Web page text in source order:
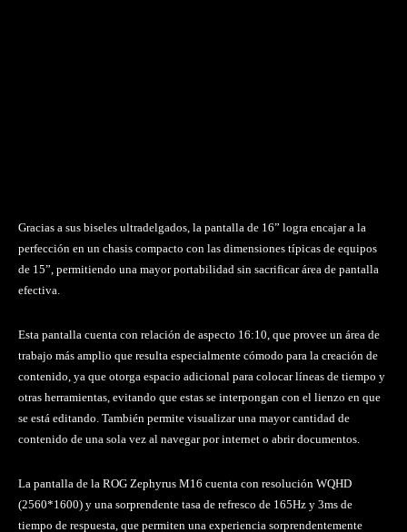
Gracias a sus biseles ultradelgados, la pantalla de 16” logra encajar a la
perfección en un chasis compacto con las dimensiones típicas de equipos
de 15”, permitiendo una mayor portabilidad sin sacrificar área de pantalla
efectiva.
Esta pantalla cuenta con relación de aspecto 16:10, que provee un área de
trabajo más amplio que resulta especialmente cómodo para la creación de
contenido, ya que otorga espacio adicional para colocar líneas de tiempo y
otras herramientas, evitando que estas se interpongan con el lienzo en que
se está editando. También permite visualizar una mayor cantidad de
contenido de una sola vez al navegar por internet o abrir documentos.
La pantalla de la ROG Zephyrus M16 cuenta con resolución WQHD
(2560*1600) y una sorprendente tasa de refresco de 165Hz y 3ms de
tiempo de respuesta, que permiten una experiencia sorprendentemente